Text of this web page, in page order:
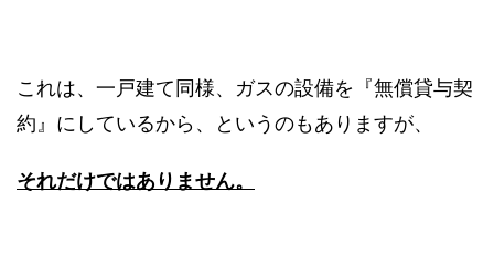
これは、一戸建て同様、ガスの設備を『無償貸与契
約』にしているから、というのもありますが、
それだけではありません。